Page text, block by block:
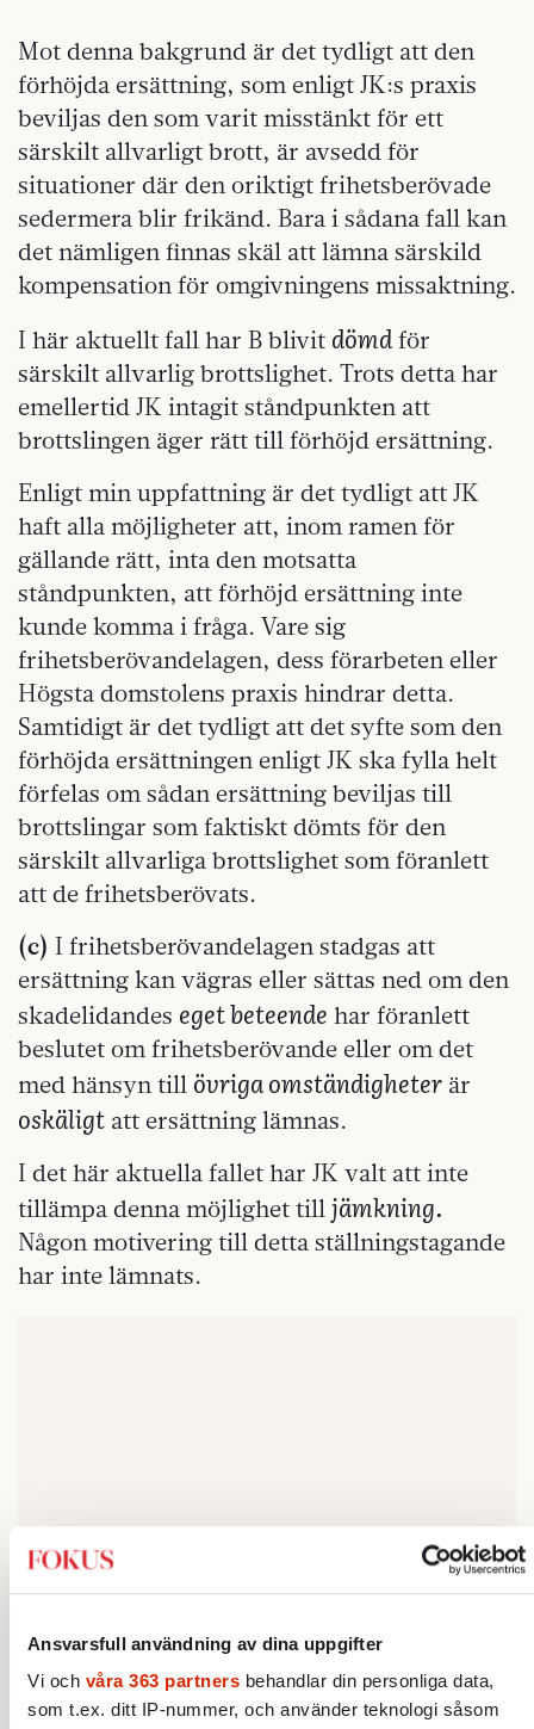
Ansvarsfull användning av dina uppgifter
Vi och våra 363 partners behandlar din personliga data,
som t.ex. ditt IP-nummer, och använder teknologi såsom
Mot denna bakgrund är det tydligt att den
förhöjda ersättning, som enligt JK:s praxis
beviljas den som varit misstänkt för ett
särskilt allvarligt brott, är avsedd för
situationer där den oriktigt frihetsberövade
sedermera blir frikänd. Bara i sådana fall kan
det nämligen finnas skäl att lämna särskild
kompensation för omgivningens missaktning.
I här aktuellt fall har B blivit dömdför
särskilt allvarlig brottslighet. Trots detta har
emellertid JK intagit ståndpunkten att
brottslingen äger rätt till förhöjd ersättning.
Enligt min uppfattning är det tydligt att JK
haft alla möjligheter att, inom ramen för
gällande rätt, inta den motsatta
ståndpunkten, att förhöjd ersättning inte
kunde komma i fråga. Vare sig
frihetsberövandelagen, dess förarbeten eller
Högsta domstolens praxis hindrar detta.
Samtidigt är det tydligt att det syfte som den
förhöjda ersättningen enligt JK ska fylla helt
förfelas om sådan ersättning beviljas till
brottslingar som faktiskt dömts för den
särskilt allvarliga brottslighet som föranlett
att de frihetsberövats.
(c) I frihetsberövandelagen stadgas att
ersättning kan vägras eller sättas ned om den
skadelidandes eget beteende har föranlett
beslutet om frihetsberövande eller om det
med hänsyn till övriga omständigheter är
oskäligt att ersättning lämnas.
I det här aktuella fallet har JK valt att inte
tillämpa denna möjlighet till jämkning.
Någon motivering till detta ställningstagande
har inte lämnats.